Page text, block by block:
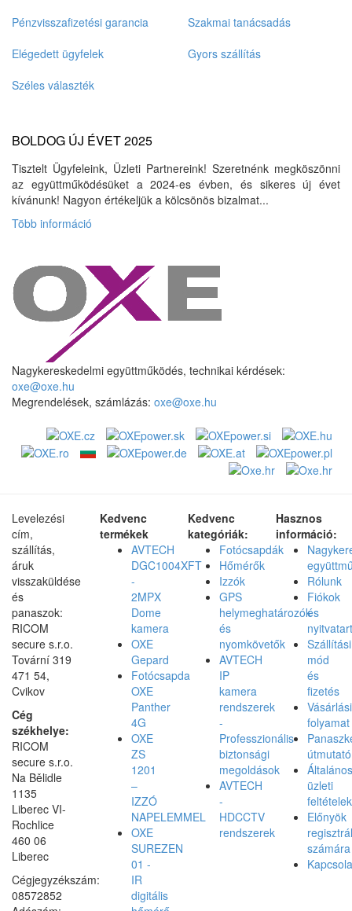
Pénzvisszafizetési garancia
Szakmai tanácsadás
Elégedett ügyfelek
Gyors szállítás
Széles választék
BOLDOG ÚJ ÉVET 2025
Tisztelt Ügyfeleink, Üzleti Partnereink! Szeretnénk megköszönni
az együttműködésüket a 2024-es évben, és sikeres új évet
kívánunk! Nagyon értékeljük a kölcsönös bizalmat...
Több információ
Nagykereskedelmi együttműködés, technikai kérdések:
oxe@oxe.hu
Megrendelések, számlázás: oxe@oxe.hu
Levelezési
cím,
szállítás,
áruk
visszaküldése
és
panaszok:
RICOM
secure s.r.o.
Tovární 319
471 54,
Cvikov
Cég
székhelye:
RICOM
secure s.r.o.
Na Bělidle
1135
Liberec VI-
Rochlice
460 06
Liberec
Cégjegyzékszám:
08572852
Kedvenc
termékek
AVTECH
DGC1004XFT
-
2MPX
Dome
kamera
OXE
Gepard
Fotócsapda
OXE
Panther
4G
OXE
ZS
1201
–
IZZÓ
NAPELEMMEL
OXE
SUREZEN
01 -
IR
digitális
Kedvenc
kategóriák:
Fotócsapdák
Hőmérők
Izzók
GPS
helymeghatározók
és
nyomkövetők
AVTECH
IP
kamera
rendszerek
-
Professzionális
biztonsági
megoldások
AVTECH
-
HDCCTV
rendszerek
Hasznos
információ:
Rólunk
Fiókok
és
Szállítási
mód
és
fizetés
Vásárlási
folyamat
útmutató
Általános
üzleti
feltételek
Előnyök
számára